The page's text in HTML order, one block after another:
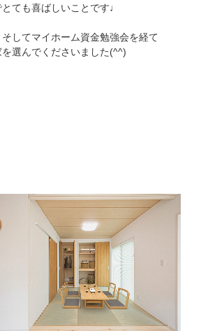
ても喜ばしいことです♩
してマイホーム資金勉強会を経て
選んでくださいました(^^)